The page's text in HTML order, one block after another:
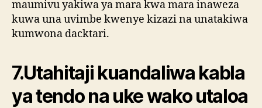
maumivu yakiwa ya mara kwa mara inaweza
kuwa una uvimbe kwenye kizazi na unatakiwa
kumwona dacktari.
7.Utahitaji kuandaliwa kabla
ya tendo na uke wako utaloa